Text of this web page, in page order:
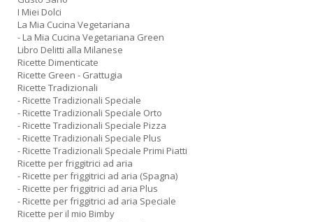
I Miei Dolci
La Mia Cucina Vegetariana
- La Mia Cucina Vegetariana Green
Libro Delitti alla Milanese
Ricette Dimenticate
Ricette Green - Grattugia
Ricette Tradizionali
- Ricette Tradizionali Speciale
- Ricette Tradizionali Speciale Orto
- Ricette Tradizionali Speciale Pizza
- Ricette Tradizionali Speciale Plus
- Ricette Tradizionali Speciale Primi Piatti
Ricette per friggitrici ad aria
- Ricette per friggitrici ad aria (Spagna)
- Ricette per friggitrici ad aria Plus
- Ricette per friggitrici ad aria Speciale
Ricette per il mio Bimby